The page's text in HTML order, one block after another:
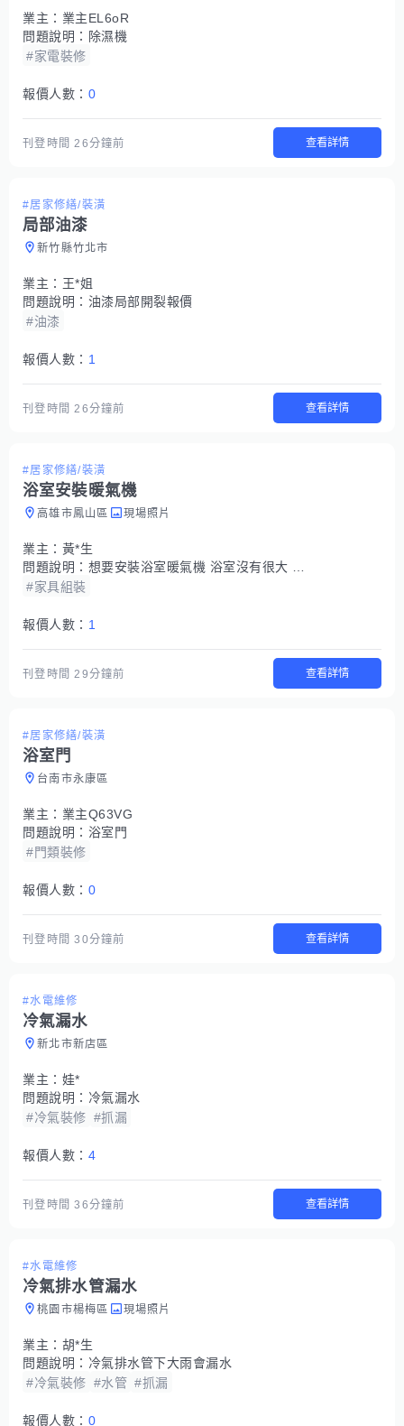
業主： 業主EL6oR
問題說明： 除濕機
#家電裝修
報價人數： 0
刊登時間26分鐘前 查看詳情
#居家修繕/裝潢
局部油漆
新竹縣竹北市
業主： 王*姐
問題說明： 油漆局部開裂報價
#油漆
報價人數： 1
刊登時間26分鐘前 查看詳情
#居家修繕/裝潢
浴室安裝暖氣機
高雄市鳳山區 現場照片
業主： 黃*生
問題說明： 想要安裝浴室暖氣機 浴室沒有很大 國際牌的或是台達電的都可以 可依型號報價 報價分別列出機台、開口、配線等費用
#家具組裝
報價人數： 1
刊登時間29分鐘前 查看詳情
#居家修繕/裝潢
浴室門
台南市永康區
業主： 業主Q63VG
問題說明： 浴室門
#門類裝修
報價人數： 0
刊登時間30分鐘前 查看詳情
#水電維修
冷氣漏水
新北市新店區
業主： 娃*
問題說明： 冷氣漏水
#冷氣裝修 #抓漏
報價人數： 4
刊登時間36分鐘前 查看詳情
#水電維修
冷氣排水管漏水
桃園市楊梅區 現場照片
業主： 胡*生
問題說明： 冷氣排水管下大雨會漏水
#冷氣裝修 #水管 #抓漏
報價人數： 0